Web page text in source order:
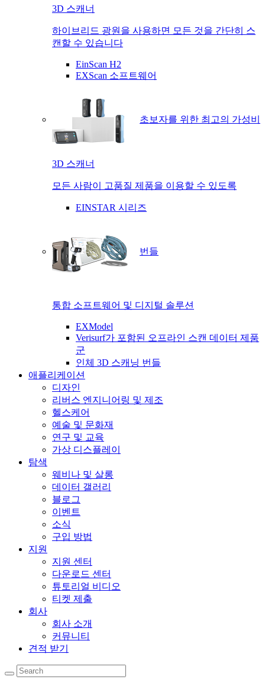
3D 스캐너
하이브리드 광원을 사용하면 모든 것을 간단히 스
캔할 수 있습니다
EinScan H2
EXScan 소프트웨어
초보자를 위한 최고의 가성비
3D 스캐너
모든 사람이 고품질 제품을 이용할 수 있도록
EINSTAR 시리즈
번들
통합 소프트웨어 및 디지털 솔루션
EXModel
Verisurf가 포함된 오프라인 스캔 데이터 제품
군
인체 3D 스캐닝 번들
애플리케이션
디자인
리버스 엔지니어링 및 제조
헬스케어
예술 및 문화재
연구 및 교육
가상 디스플레이
탐색
웨비나 및 살롱
데이터 갤러리
블로그
이벤트
소식
구입 방법
지원
지원 센터
다운로드 센터
튜토리얼 비디오
티켓 제출
회사
회사 소개
커뮤니티
견적 받기